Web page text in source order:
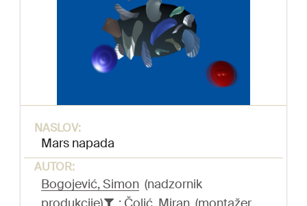
NASLOV:
Mars napada
AUTOR:
Bogojević, Simon (nadzornik